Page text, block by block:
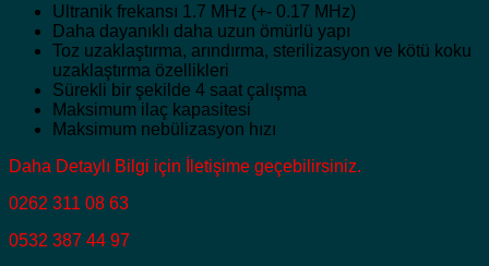
Ultranik frekansı 1.7 MHz (+- 0.17 MHz)
Daha dayanıklı daha uzun ömürlü yapı
Toz uzaklaştırma, arındırma, sterilizasyon ve kötü koku
uzaklaştırma özellikleri
Sürekli bir şekilde 4 saat çalışma
Maksimum ilaç kapasitesi
Maksimum nebülizasyon hızı
Daha Detaylı Bilgi için İletişime geçebilirsiniz.
0262 311 08 63
0532 387 44 97